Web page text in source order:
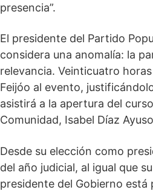
presencia”.
El presidente del Partido
considera una anomalía: la
relevancia. Veinticuatro
Feijóo al evento,
asistirá a la apertura del
Comunidad, Isabel Díaz
Desde su elección como
del año judicial, al igual que
presidente del Gobierno